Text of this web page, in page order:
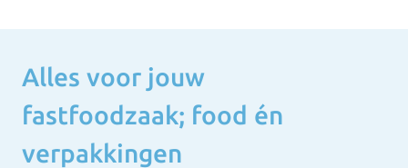
Alles voor jouw
fastfoodzaak; food én
verpakkingen